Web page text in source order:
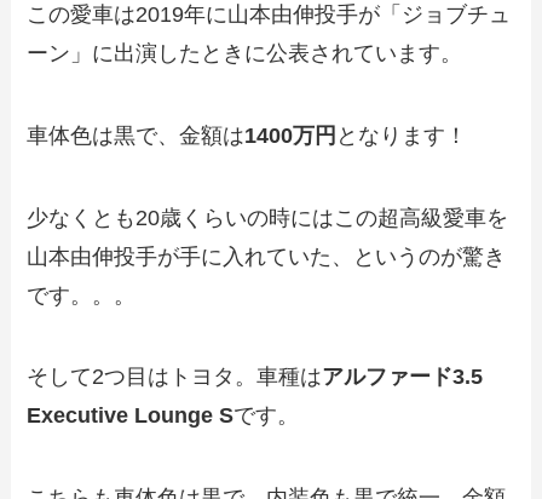
この愛車は2019年に山本由伸投手が「ジョブチュ
ーン」に出演したときに公表されています。
車体色は黒で、金額は1400万円 となります！
少なくとも20歳くらいの時にはこの超高級愛車を
山本由伸投手が手に入れていた、というのが驚き
です。。。
そして2つ目はトヨタ。車種はアルファード3.5
Executive Lounge Sです。